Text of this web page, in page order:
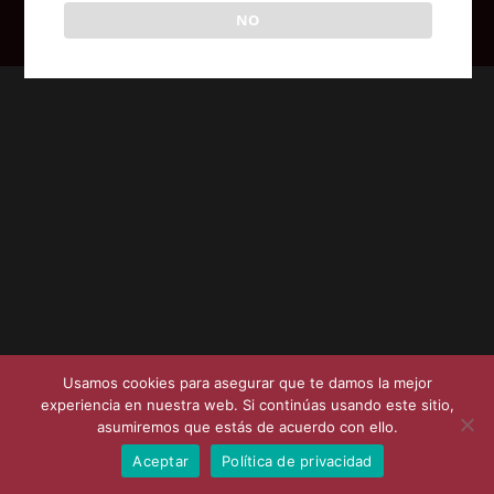
Posicionamiento SEO en Coruña - Syvat Sistemas
Usamos cookies para asegurar que te damos la mejor
experiencia en nuestra web. Si continúas usando este sitio,
asumiremos que estás de acuerdo con ello.
Aceptar
Política de privacidad
NO